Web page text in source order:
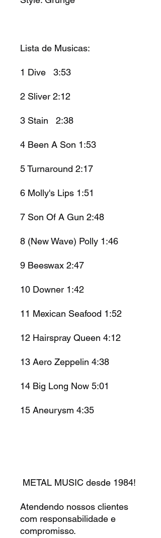
Lista de Musicas:
1 Dive 3:53
2 Sliver 2:12
3 Stain 2:38
4 Been A Son 1:53
5Turnaround 2:17
6 Molly's Lips 1:51
7 Son Of A Gun 2:48
8 (New Wave) Polly 1:46
9 Beeswax 2:47
10 Downer 1:42
11 Mexican Seafood 1:52
12 Hairspray Queen 4:12
13 Aero Zeppelin 4:38
14 Big Long Now 5:01
15 Aneurysm 4:35
METAL MUSIC desde 1984!
Atendendo nossos clientes
com responsabilidade e
compromisso.